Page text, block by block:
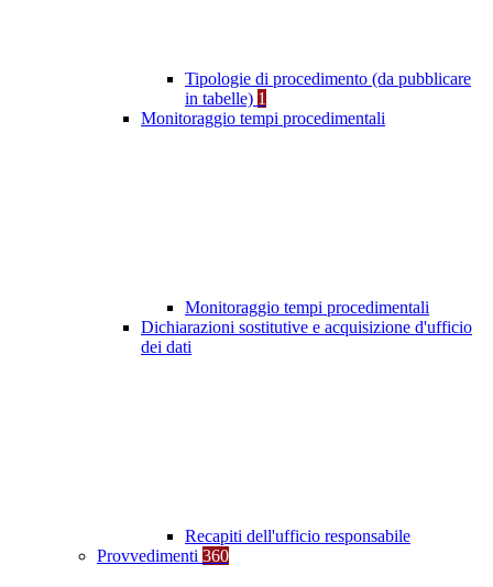
Tipologie di procedimento (da pubblicare
in tabelle) 1
Monitoraggio tempi procedimentali
Monitoraggio tempi procedimentali
Dichiarazioni sostitutive e acquisizione d'ufficio
dei dati
Recapiti dell'ufficio responsabile
Provvedimenti 360